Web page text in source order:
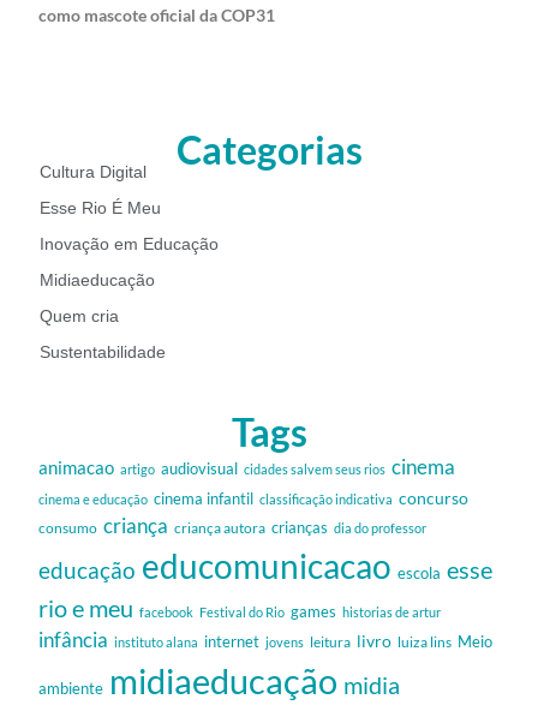
como mascote oficial da COP31
Categorias
Cultura Digital
Esse Rio É Meu
Inovação em Educação
Midiaeducação
Quem cria
Sustentabilidade
Tags
animacao artigo audiovisual cidades salvem seus rios cinema
cinema e educação cinema infantil classificação indicativa concurso
consumo criança criança autora crianças dia do professor
educação educomunicacao escola esse
rio e meu facebook Festival do Rio games historias de artur
infância instituto alana internet jovens leitura livro luiza lins Meio
ambiente midiaeducação midia